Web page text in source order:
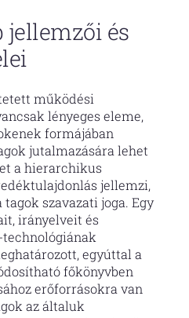
jellemzői és
működési
lényeges eleme,
formájában
jutalmazására lehet
a hierarchikus
jellemzi,
szavazati joga. Egy
irányelveit és
egyúttal a
főkönyvben
erőforrásokra van
az általuk